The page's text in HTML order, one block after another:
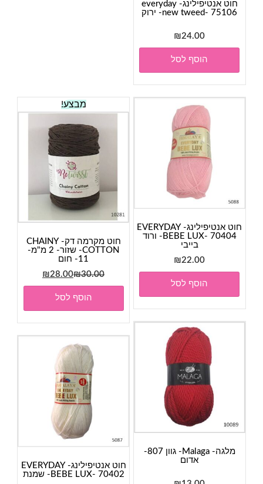
חוט אנטיפילינג- everyday
new tweed- 75106- ירוק
₪24.00
הוסף לסל
חוט אנטיפילינג- EVERYDAY
BEBE LUX- 70404- ורוד
בייבי
₪22.00
הוסף לסל
מבצע!
חוט מקרמה דק- CHAINY
COTTON- שזור- 2 מ"מ-
11- חום
₪30.00
המחיר
המקורי
היה:
₪30.00.
₪28.00
המחיר
הנוכחי
₪28.00.
הוסף לסל
מלגה- Malaga- גוון 807-
אדום
חוט אנטיפילינג- EVERYDAY
BEBE LUX- 70402- שמנת